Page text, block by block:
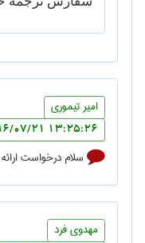
امیر تیموری
13:25:26 1396/07/21
سلام درخواست
مهدوی فرد